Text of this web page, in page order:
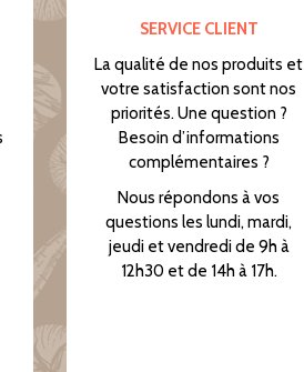
SERVICE CLIENT
La qualité de nos produits et
votre satisfaction sont nos
priorités. Une question ?
Besoin d’informations
complémentaires ?
Nous répondons à vos
questions les lundi, mardi,
jeudi et vendredi de 9h à
12h30 et de 14h à 17h.